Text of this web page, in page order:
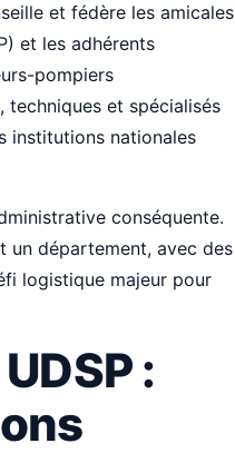
et fédère les amicales
et les adhérents
pompiers
techniques et spécialisés
institutions nationales
conséquente.
un département, avec des
logistique majeur pour
: